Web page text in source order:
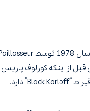
قبل از اینکه کورلوف